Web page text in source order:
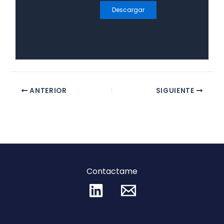
Descargar
ANTERIOR SIGUIENTE
Contactame